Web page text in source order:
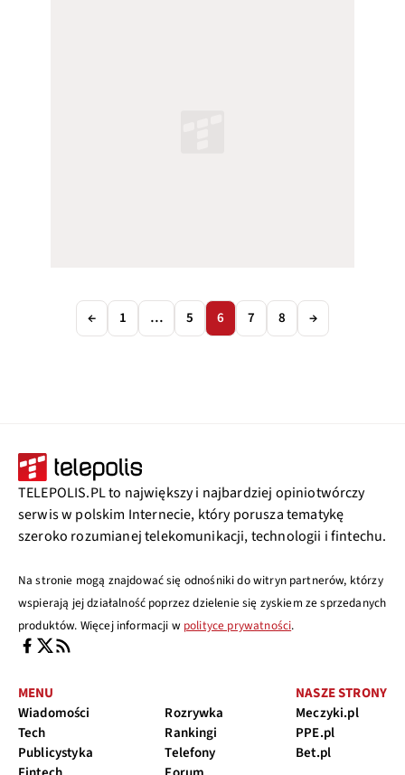
← 1 … 5 6 7 8 →
TELEPOLIS.PL to największy i najbardziej opiniotwórczy
serwis w polskim Internecie, który porusza tematykę
szeroko rozumianej telekomunikacji, technologii i fintechu.
Na stronie mogą znajdować się odnośniki do witryn partnerów, którzy
wspierają jej działalność poprzez dzielenie się zyskiem ze sprzedanych
produktów. Więcej informacji w polityce prywatności.
MENU
Wiadomości
Tech
Publicystyka
Rozrywka
Rankingi
Telefony
NASZE STRONY
Meczyki.pl
PPE.pl
Bet.pl